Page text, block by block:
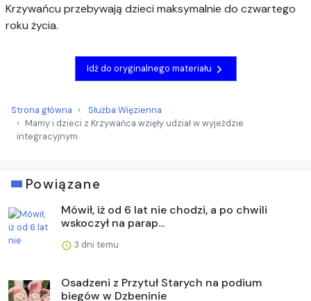
Krzywańcu przebywają dzieci maksymalnie do czwartego
roku życia.
Idź do oryginalnego materiału
Strona główna
Służba Więzienna
Mamy i dzieci z Krzywańca wzięły udział w wyjeździe
integracyjnym
Powiązane
Mówił, iż od 6 lat nie chodzi, a po chwili
wskoczył na parap...
3 dni temu
Osadzeni z Przytuł Starych na podium
biegów w Dzbeninie